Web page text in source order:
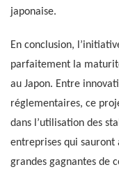
japonaise.
En conclusion,
parfaitement la
au Japon. Entre
réglementaires, ce
dans l’utilisation des
entreprises qui
grandes gagnantes de